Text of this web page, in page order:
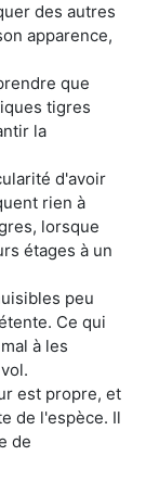
des autres
apparence,
que
tigres
la
d'avoir
rien à
lorsque
étages à un
peu
Ce qui
à les
est propre, et
de l'espèce. Il
de